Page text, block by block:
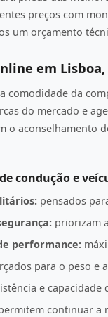
preços com
um orçamento
em
comodidade da
do mercado e
o aconselhamento
condução e
pensados
priorizam
performance:
para o peso e
e capacidade
continuar a